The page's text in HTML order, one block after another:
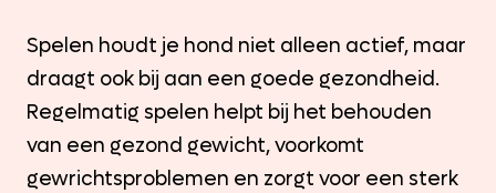
Spelen houdt je hond niet alleen actief, maar
draagt ook bij aan een goede gezondheid.
Regelmatig spelen helpt bij het behouden
van een gezond gewicht, voorkomt
gewrichtsproblemen en zorgt voor een sterk